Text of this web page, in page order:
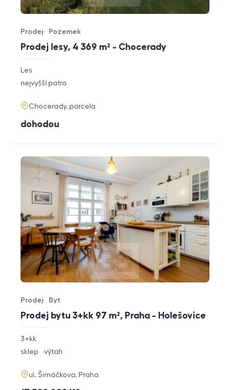
Prodej lesy, 4 369 m² - Chocerady
Typ nabídky
Prodej
Typ nemovitosti
Pozemek
rozměry
dispozice
Les
funkce
nejvyšší patro
adresa
Chocerady, parcela
cena
dohodou
Prodej bytu 3+kk 97 m², Praha - Holešovice
Typ nabídky
Prodej
Typ nemovitosti
Byt
rozměry
dispozice
3+kk
funkce
sklep výtah
adresa
ul. Šimáčkova, Praha